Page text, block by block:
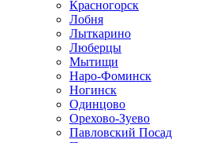
Красногорск
Лобня
Лыткарино
Люберцы
Мытищи
Наро-Фоминск
Ногинск
Одинцово
Орехово-Зуево
Павловский Посад